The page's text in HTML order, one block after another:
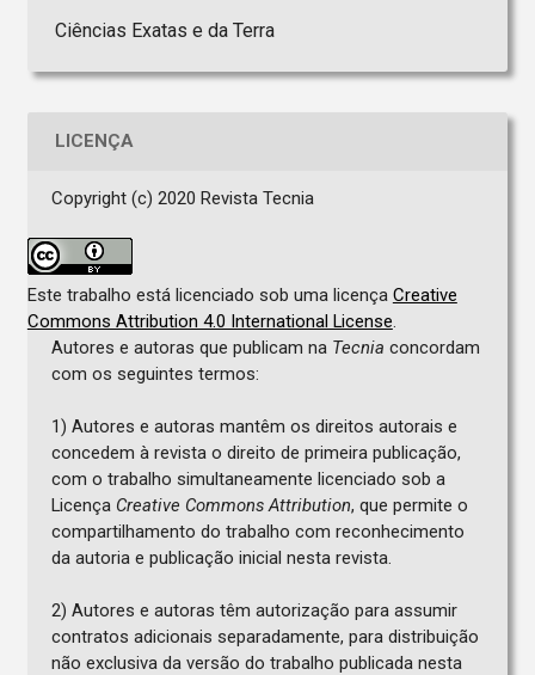
Ciências Exatas e da Terra
LICENÇA
Copyright (c) 2020 Revista Tecnia
Este trabalho está licenciado sob uma licença Creative
Commons Attribution 4.0 International License.
Autores e autoras que publicam na Tecnia concordam
com os seguintes termos:
1) Autores e autoras mantêm os direitos autorais e
concedem à revista o direito de primeira publicação,
com o trabalho simultaneamente licenciado sob a
Licença Creative Commons Attribution, que permite o
compartilhamento do trabalho com reconhecimento
da autoria e publicação inicial nesta revista.
2) Autores e autoras têm autorização para assumir
contratos adicionais separadamente, para distribuição
não exclusiva da versão do trabalho publicada nesta